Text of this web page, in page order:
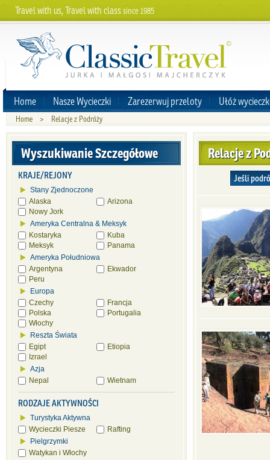
Travel with us, Travel with classsince 1985
Home Nasze Wycieczki Zarezerwuj przeloty Ułóż
Home > Relacje z Podróży
Relacje z
Jeśli
Wyszukiwanie Szczegółowe
KRAJE/REJONY
Stany Zjednoczone
Alaska
Arizona
Nowy Jork
Ameryka Centralna & Meksyk
Kostaryka
Kuba
Meksyk
Panama
Ameryka Południowa
Argentyna
Ekwador
Peru
Europa
Czechy
Francja
Polska
Portugalia
Włochy
Reszta Świata
Egipt
Etiopia
Izrael
Azja
Nepal
Wietnam
RODZAJE AKTYWNOŚCI
Turystyka Aktywna
Wycieczki Piesze
Rafting
Pielgrzymki
Watykan i Włochy